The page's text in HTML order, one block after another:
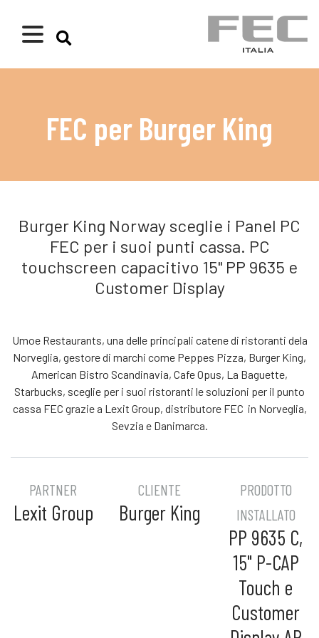
FEC per Burger King
Burger King Norway sceglie i Panel PC
FEC per i suoi punti cassa. PC
touchscreen capacitivo 15" PP 9635 e
Customer Display
Umoe Restaurants, una delle principali catene di ristoranti dela
Norveglia, gestore di marchi come Peppes Pizza, Burger King,
American Bistro Scandinavia, Cafe Opus, La Baguette,
Starbucks, sceglie per i suoi ristoranti le soluzioni per il punto
cassa FEC grazie a Lexit Group, distributore FEC in Norveglia,
Sevzia e Danimarca.
PARTNER
Lexit Group
CLIENTE
Burger King
PRODOTTO
INSTALLATO
PP 9635 C,
15" P-CAP
Touch e
Customer